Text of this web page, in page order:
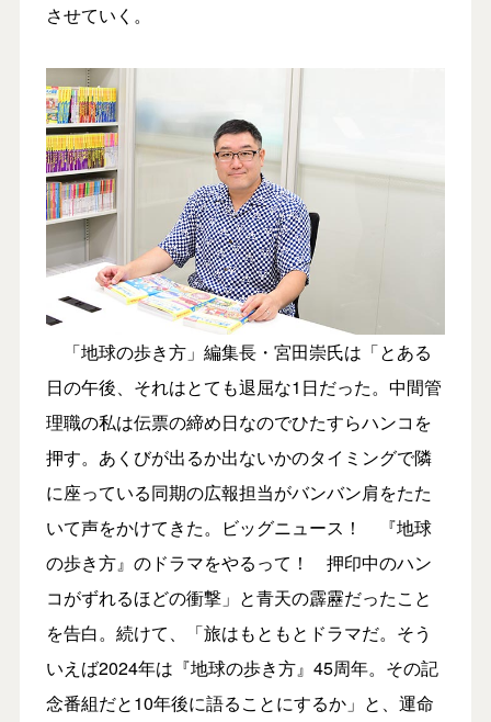
させていく。
「地球の歩き方」編集長・宮田崇氏は「とある
日の午後、それはとても退屈な1日だった。中間管
理職の私は伝票の締め日なのでひたすらハンコを
押す。あくびが出るか出ないかのタイミングで隣
に座っている同期の広報担当がバンバン肩をたた
いて声をかけてきた。ビッグニュース！ 『地球
の歩き方』のドラマをやるって！ 押印中のハン
コがずれるほどの衝撃」と青天の霹靂だったこと
を告白。続けて、「旅はもともとドラマだ。そう
いえば2024年は『地球の歩き方』45周年。その記
念番組だと10年後に語ることにするか」と、運命